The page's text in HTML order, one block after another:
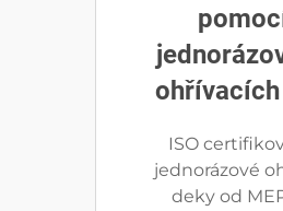
ISO
jednorázové
deky od